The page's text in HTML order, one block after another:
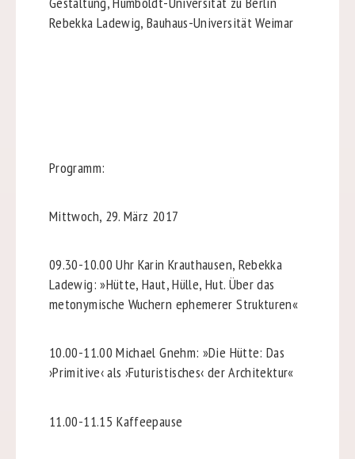
Rebekka Ladewig, Bauhaus-Universität Weimar
Programm:
Mittwoch, 29. März 2017
09.30-10.00 Uhr Karin Krauthausen, Rebekka
Ladewig: »Hütte, Haut, Hülle, Hut. Über das
metonymische Wuchern ephemerer Strukturen«
10.00-11.00 Michael Gnehm: »Die Hütte: Das
›Primitive‹ als ›Futuristisches‹ der Architektur«
11.00-11.15 Kaffeepause